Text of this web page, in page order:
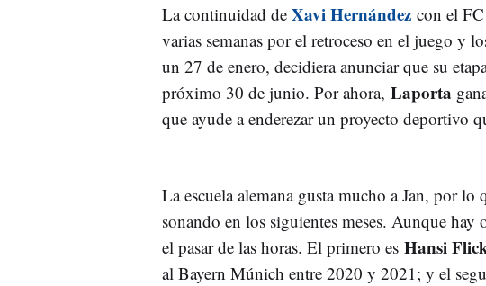
La continuidad de Xavi Hernández con el FC
varias semanas por el retroceso en el juego y
un 27 de enero, decidiera anunciar que su
próximo 30 de junio. Por ahora, Laporta
que ayude a enderezar un proyecto deportivo
La escuela alemana gusta mucho a Jan, por
sonando en los siguientes meses. Aunque hay
el pasar de las horas. El primero es Hansi
al Bayern Múnich entre 2020 y 2021; y el